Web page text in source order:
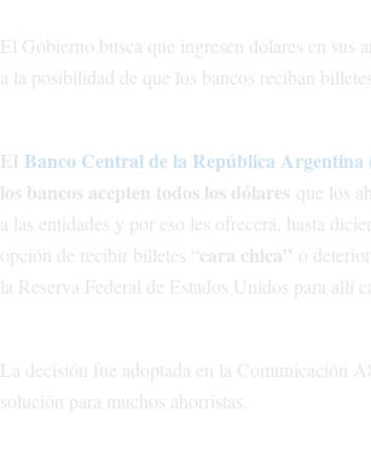
El Gobierno busca que ingresen dólares en sus
a la posibilidad de que los bancos reciban
El Banco Central de la República
los bancos acepten todos los dólares que los
a las entidades y por eso les ofrecerá, hasta
opción de recibir billetes “ cara chica” o
la Reserva Federal de Estados Unidos para allí
La decisión fue adoptada en la Comunicación
solución para muchos ahorristas.